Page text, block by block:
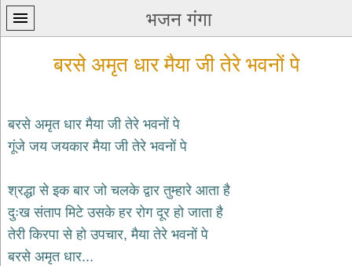
भजन गंगा
प्रथम
कृष्ण
भजन
krishna
bhajans
बरसे अमृत धार मैया जी तेरे भवनों पे
बरसे अमृत धार मैया जी तेरे भवनों पे
गूंजे जय जयकार मैया जी तेरे भवनों पे
श्रद्धा से इक बार जो चलके द्वार तुम्हारे आता है
दुःख संताप मिटे उसके हर रोग दूर हो जाता है
तेरी किरपा से हो उपचार, मैया तेरे भवनों पे
बरसे अमृत धार...